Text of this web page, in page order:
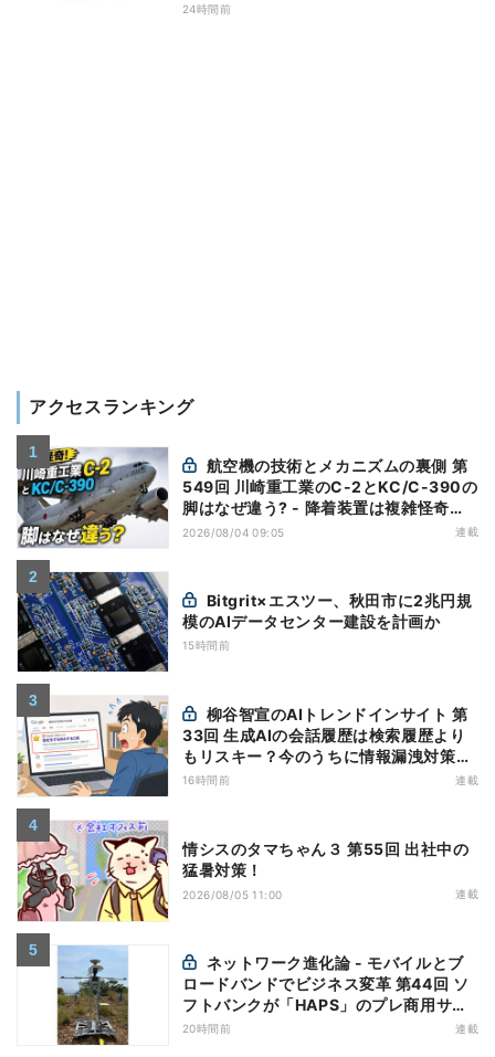
24時間前
アクセスランキング
549回 川崎重工業のC-2とKC/C-390の
脚はなぜ違う? - 降着装置は複雑怪奇
(5)|軍用輸送機(10)
2026/08/04 09:05 連載
模のAIデータセンター建設を計画か
15時間前
33回 生成AIの会話履歴は検索履歴より
もリスキー？今のうちに情報漏洩対策を
万全にしておこう
16時間前 連載
情シスのタマちゃん３ 第55回 出社中の
猛暑対策！
2026/08/05 11:00 連載
ロードバンドでビジネス変革 第44回 ソ
フトバンクが「HAPS」のプレ商用サー
ビス開始を表明、本格的な商用展開のめ
20時間前 連載